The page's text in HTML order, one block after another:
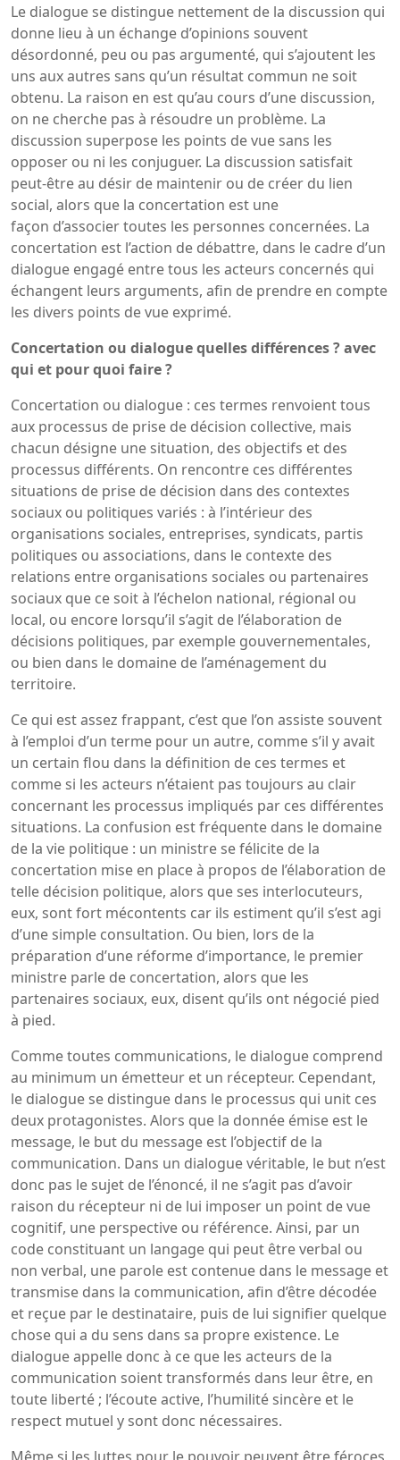
Le dialogue se distingue nettement de la discussion qui
donne lieu à un échange d’opinions souvent
désordonné, peu ou pas argumenté, qui s’ajoutent les
uns aux autres sans qu’un résultat commun ne soit
obtenu. La raison en est qu’au cours d’une discussion,
on ne cherche pas à résoudre un problème. La
discussion superpose les points de vue sans les
opposer ou ni les conjuguer. La discussion satisfait
peut-être au désir de maintenir ou de créer du lien
social, alors que la concertation est une
façon d’associer toutes les personnes concernées. La
concertation est l’action de débattre, dans le cadre d’un
dialogue engagé entre tous les acteurs concernés qui
échangent leurs arguments, afin de prendre en compte
les divers points de vue exprimé.
Concertation ou dialogue quelles différences ? avec
qui et pour quoi faire ?
Concertation ou dialogue : ces termes renvoient tous
aux processus de prise de décision collective, mais
chacun désigne une situation, des objectifs et des
processus différents. On rencontre ces différentes
situations de prise de décision dans des contextes
sociaux ou politiques variés : à l’intérieur des
organisations sociales, entreprises, syndicats, partis
politiques ou associations, dans le contexte des
relations entre organisations sociales ou partenaires
sociaux que ce soit à l’échelon national, régional ou
local, ou encore lorsqu’il s’agit de l’élaboration de
décisions politiques, par exemple gouvernementales,
ou bien dans le domaine de l’aménagement du
territoire.
Ce qui est assez frappant, c’est que l’on assiste souvent
à l’emploi d’un terme pour un autre, comme s’il y avait
un certain flou dans la définition de ces termes et
comme si les acteurs n’étaient pas toujours au clair
concernant les processus impliqués par ces différentes
situations. La confusion est fréquente dans le domaine
de la vie politique : un ministre se félicite de la
concertation mise en place à propos de l’élaboration de
telle décision politique, alors que ses interlocuteurs,
eux, sont fort mécontents car ils estiment qu’il s’est agi
d’une simple consultation. Ou bien, lors de la
préparation d’une réforme d’importance, le premier
ministre parle de concertation, alors que les
partenaires sociaux, eux, disent qu’ils ont négocié pied
à pied.
Comme toutes communications, le dialogue comprend
au minimum un émetteur et un récepteur. Cependant,
le dialogue se distingue dans le processus qui unit ces
deux protagonistes. Alors que la donnée émise est le
message, le but du message est l’objectif de la
communication. Dans un dialogue véritable, le but n’est
donc pas le sujet de l’énoncé, il ne s’agit pas d’avoir
raison du récepteur ni de lui imposer un point de vue
cognitif, une perspective ou référence. Ainsi, par un
code constituant un langage qui peut être verbal ou
non verbal, une parole est contenue dans le message et
transmise dans la communication, afin d’être décodée
et reçue par le destinataire, puis de lui signifier quelque
chose qui a du sens dans sa propre existence. Le
dialogue appelle donc à ce que les acteurs de la
communication soient transformés dans leur être, en
toute liberté ; l’écoute active, l’humilité sincère et le
respect mutuel y sont donc nécessaires.